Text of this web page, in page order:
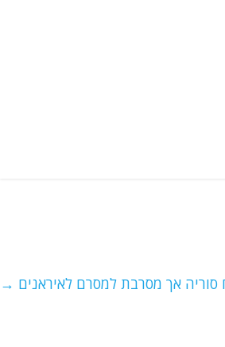
סוריה אך מסרבת למסרם לאיראנים →